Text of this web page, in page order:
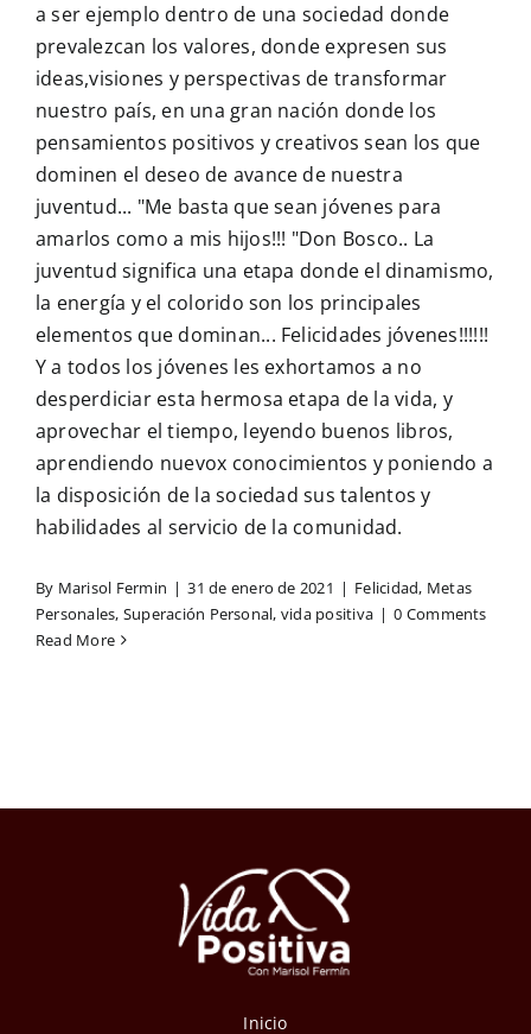
a ser ejemplo dentro de una sociedad donde
prevalezcan los valores, donde expresen sus
ideas,visiones y perspectivas de transformar
nuestro país, en una gran nación donde los
pensamientos positivos y creativos sean los que
dominen el deseo de avance de nuestra
juventud... "Me basta que sean jóvenes para
amarlos como a mis hijos!!! "Don Bosco.. La
juventud significa una etapa donde el dinamismo,
la energía y el colorido son los principales
elementos que dominan... Felicidades jóvenes!!!!!!
Y a todos los jóvenes les exhortamos a no
desperdiciar esta hermosa etapa de la vida, y
aprovechar el tiempo, leyendo buenos libros,
aprendiendo nuevox conocimientos y poniendo a
la disposición de la sociedad sus talentos y
habilidades al servicio de la comunidad.
By Marisol Fermin | 31 de enero de 2021 | Felicidad, Metas
Personales, Superación Personal, vida positiva | 0 Comments
Read More
Inicio